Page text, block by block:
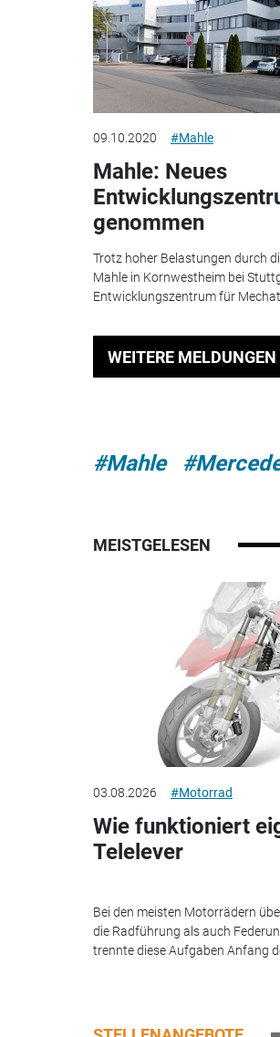
09.10.2020 #Mahle
Mahle: Neues
genommen
Trotz hoher Belastungen durch
Mahle in Kornwestheim bei
Entwicklungszentrum für
WEITERE MELDUNGEN
#Mahle
MEISTGELESEN
03.08.2026 #Motorrad
Wie funktioniert
Telelever
Bei den meisten Motorrädern
die Radführung als auch
trennte diese Aufgaben Anfang